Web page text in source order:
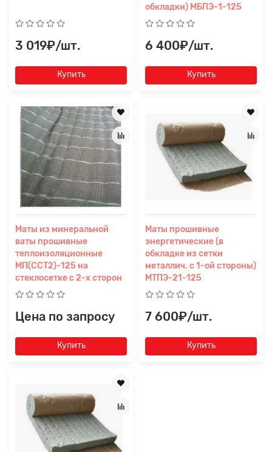
3 019₽/шт.
Купить
обкладки) МБПЭ-1-125
6 400₽/шт.
Купить
Маты из минеральной
ваты прошивные
теплоизоляционные
МП(СCТ2)-125 на
стеклосетке с 2-х сторон
Цена по запросу
Купить
Маты прошивные
энергетические (в
обкладке из сетки
металлич. с 1-ой стороны)
МТПЭ-21-125
7 600₽/шт.
Купить
Прикрепите
файл